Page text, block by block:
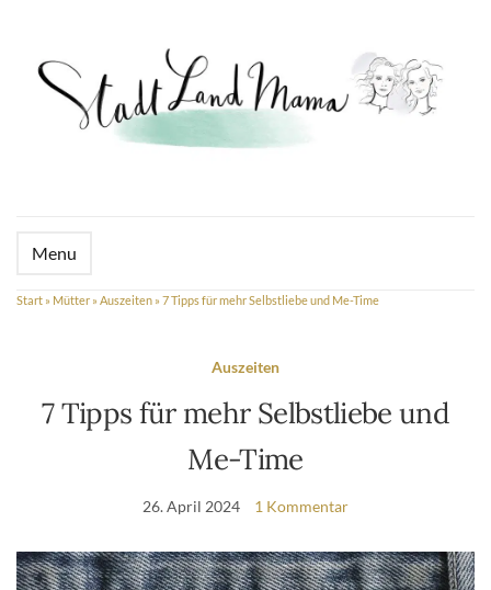
Menu
Start » Mütter » Auszeiten » 7 Tipps für mehr Selbstliebe und Me-Time
Auszeiten
7 Tipps für mehr Selbstliebe und
Me-Time
26. April 2024 1 Kommentar